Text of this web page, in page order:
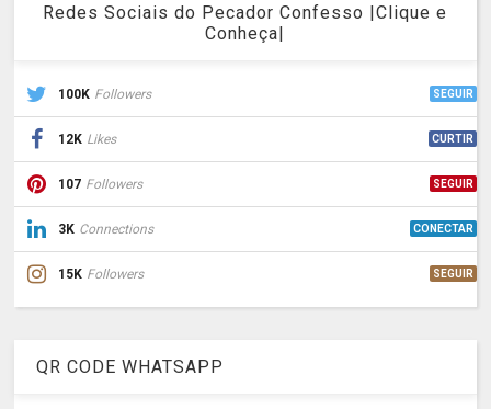
Redes Sociais do Pecador Confesso |Clique e
Conheça|
100K Followers SEGUIR
12K Likes CURTIR
107 Followers SEGUIR
3K Connections CONECTAR
15K Followers SEGUIR
QR CODE WHATSAPP